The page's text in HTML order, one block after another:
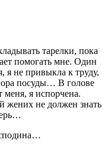
тарелки, пока
помогать мне. Один
я не привыкла к труду,
посуды… В голове
меня, я испорчена.
жених не должен знать